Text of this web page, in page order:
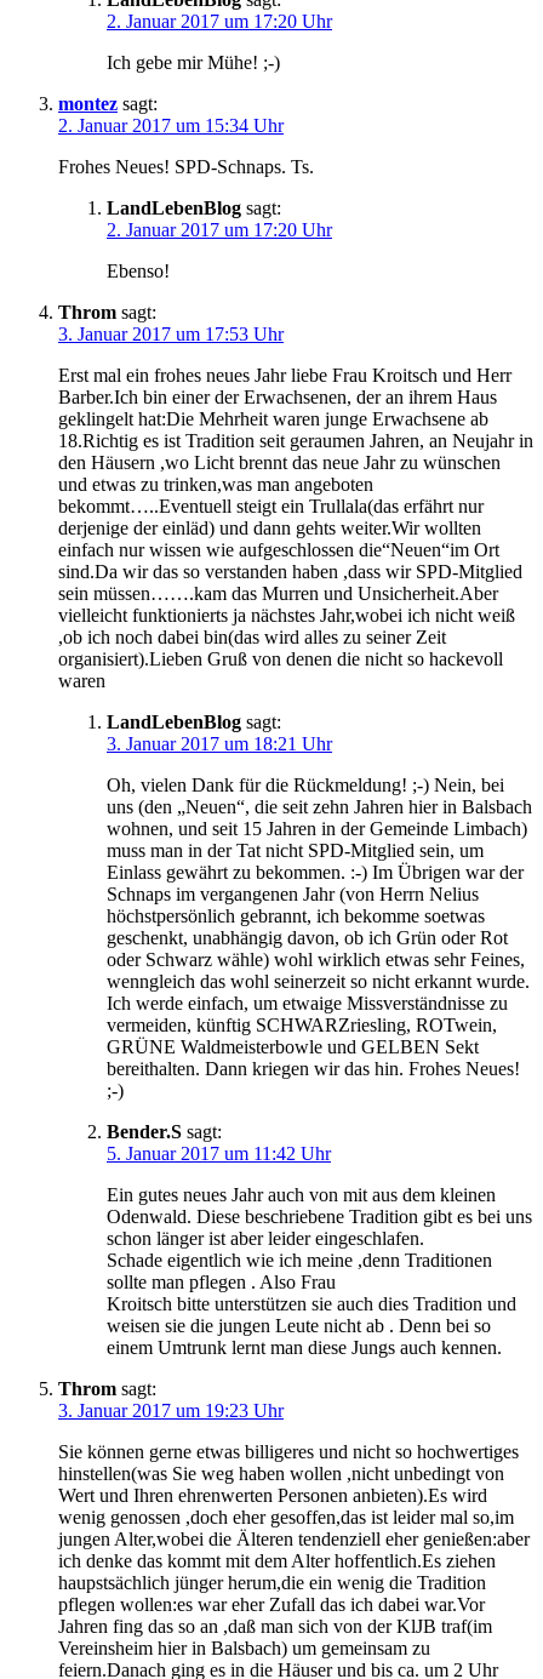
2. Januar 2017 um 17:20 Uhr
Ich gebe mir Mühe! ;-)
montez sagt:
2. Januar 2017 um 15:34 Uhr
Frohes Neues! SPD-Schnaps. Ts.
LandLebenBlog sagt:
2. Januar 2017 um 17:20 Uhr
Ebenso!
Throm sagt:
3. Januar 2017 um 17:53 Uhr
Erst mal ein frohes neues Jahr liebe Frau Kroitsch und Herr
Barber.Ich bin einer der Erwachsenen, der an ihrem Haus
geklingelt hat:Die Mehrheit waren junge Erwachsene ab
18.Richtig es ist Tradition seit geraumen Jahren, an Neujahr in
den Häusern ,wo Licht brennt das neue Jahr zu wünschen
und etwas zu trinken,was man angeboten
bekommt…..Eventuell steigt ein Trullala(das erfährt nur
derjenige der einläd) und dann gehts weiter.Wir wollten
einfach nur wissen wie aufgeschlossen die“Neuen“im Ort
sind.Da wir das so verstanden haben ,dass wir SPD-Mitglied
sein müssen…….kam das Murren und Unsicherheit.Aber
vielleicht funktionierts ja nächstes Jahr,wobei ich nicht weiß
,ob ich noch dabei bin(das wird alles zu seiner Zeit
organisiert).Lieben Gruß von denen die nicht so hackevoll
waren
LandLebenBlog sagt:
3. Januar 2017 um 18:21 Uhr
Oh, vielen Dank für die Rückmeldung! ;-) Nein, bei
uns (den „Neuen“, die seit zehn Jahren hier in Balsbach
wohnen, und seit 15 Jahren in der Gemeinde Limbach)
muss man in der Tat nicht SPD-Mitglied sein, um
Einlass gewährt zu bekommen. :-) Im Übrigen war der
Schnaps im vergangenen Jahr (von Herrn Nelius
höchstpersönlich gebrannt, ich bekomme soetwas
geschenkt, unabhängig davon, ob ich Grün oder Rot
oder Schwarz wähle) wohl wirklich etwas sehr Feines,
wenngleich das wohl seinerzeit so nicht erkannt wurde.
Ich werde einfach, um etwaige Missverständnisse zu
vermeiden, künftig SCHWARZriesling, ROTwein,
GRÜNE Waldmeisterbowle und GELBEN Sekt
bereithalten. Dann kriegen wir das hin. Frohes Neues!
;-)
Bender.S sagt:
5. Januar 2017 um 11:42 Uhr
Ein gutes neues Jahr auch von mit aus dem kleinen
Odenwald. Diese beschriebene Tradition gibt es bei uns
schon länger ist aber leider eingeschlafen.
Schade eigentlich wie ich meine ,denn Traditionen
sollte man pflegen . Also Frau
Kroitsch bitte unterstützen sie auch dies Tradition und
weisen sie die jungen Leute nicht ab . Denn bei so
einem Umtrunk lernt man diese Jungs auch kennen.
Throm sagt:
3. Januar 2017 um 19:23 Uhr
Sie können gerne etwas billigeres und nicht so hochwertiges
hinstellen(was Sie weg haben wollen ,nicht unbedingt von
Wert und Ihren ehrenwerten Personen anbieten).Es wird
wenig genossen ,doch eher gesoffen,das ist leider mal so,im
jungen Alter,wobei die Älteren tendenziell eher genießen:aber
ich denke das kommt mit dem Alter hoffentlich.Es ziehen
haupstsächlich jünger herum,die ein wenig die Tradition
pflegen wollen:es war eher Zufall das ich dabei war.Vor
Jahren fing das so an ,daß man sich von der KlJB traf(im
Vereinsheim hier in Balsbach) um gemeinsam zu
feiern.Danach ging es in die Häuser und bis ca. um 2 Uhr